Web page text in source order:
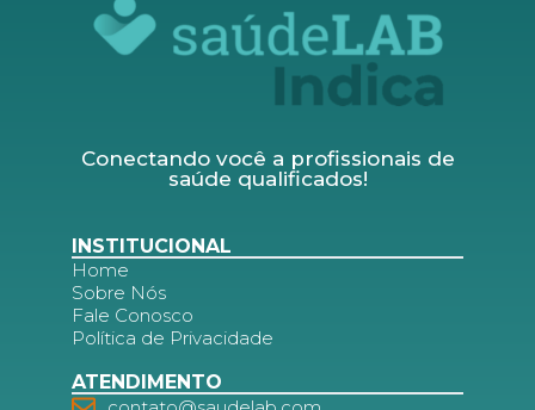
Conectando você a profissionais de
saúde qualificados!
INSTITUCIONAL
Home
Sobre Nós
Fale Conosco
Política de Privacidade
ATENDIMENTO